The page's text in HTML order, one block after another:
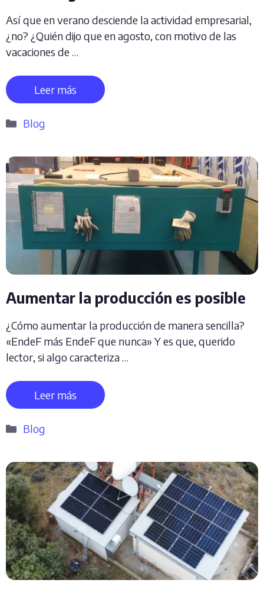
Así que en verano desciende la actividad empresarial,
¿no? ¿Quién dijo que en agosto, con motivo de las
vacaciones de …
Leer más
Categorías
Blog
Aumentar la producción es posible
¿Cómo aumentar la producción de manera sencilla?
«EndeF más EndeF que nunca» Y es que, querido
lector, si algo caracteriza …
Leer más
Categorías
Blog